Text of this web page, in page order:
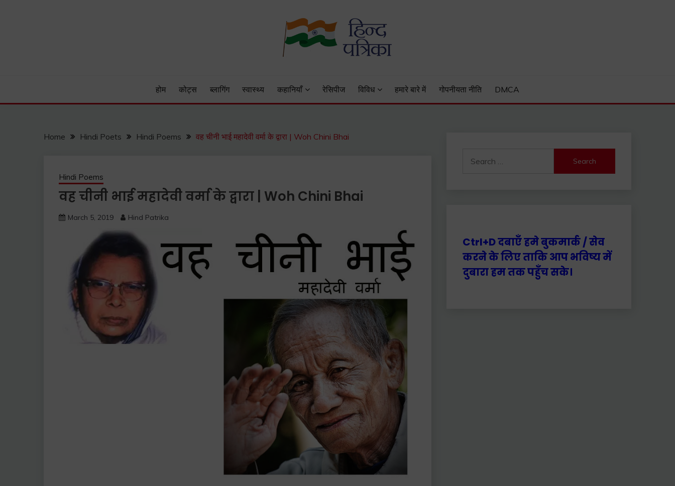
होम कोट्स ब्लागिंग स्वास्थ्य कहानियाँ रेसिपीज विविध हमारे बारे में गोपनीयता नीति DMCA
Home Hindi Poets Hindi Poems वह चीनी भाई महादेवी वर्मा के द्वारा | Woh Chini Bhai
Hindi Poems
वह चीनी भाई महादेवी वर्मा के द्वारा | Woh Chini Bhai
March 5, 2019 Hind Patrika
for:
Ctrl+D दबाएँ हमे बुकमार्क / सेव
करने के लिए ताकि आप भविष्य में
दुबारा हम तक पहुँच सके।